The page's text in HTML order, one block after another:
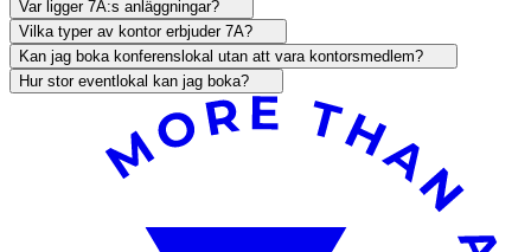
Var ligger 7A:s anläggningar?
Vilka typer av kontor erbjuder 7A?
Kan jag boka konferenslokal utan att vara kontorsmedlem?
Hur stor eventlokal kan jag boka?